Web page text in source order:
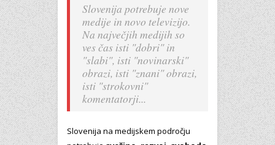
Slovenija potrebuje nove
medije in novo televizijo.
Na največjih medijih so
ves čas isti "dobri" in
"slabi", isti "novinarski"
obrazi, isti "znani" obrazi,
isti "strokovni"
komentatorji...
Slovenija na medijskem področju